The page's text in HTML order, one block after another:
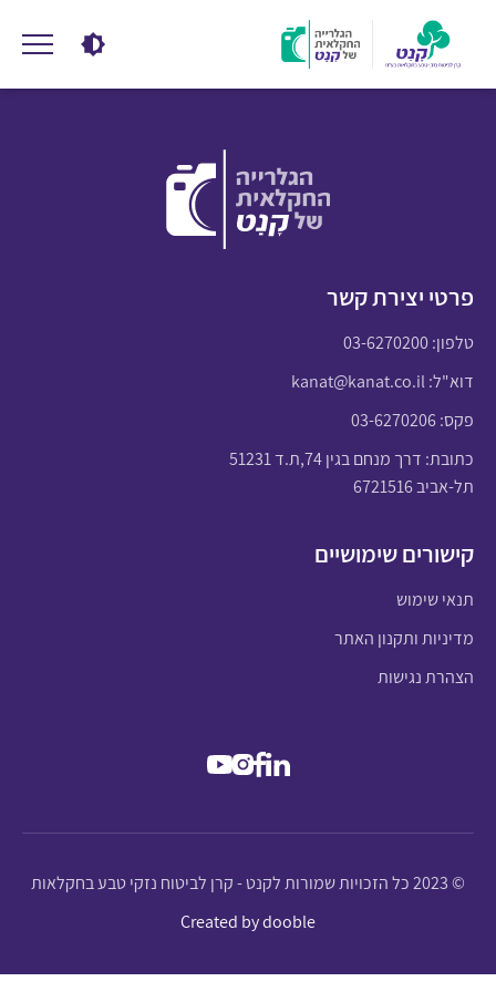
פרטי יצירת קשר
טלפון:03-6270200
דוא"ל:kanat@kanat.co.il
פקס: 03-6270206
כתובת: דרך מנחם בגין 74,ת.ד 51231
תל-אביב 6721516
קישורים שימושיים
תנאי שימוש
מדיניות ותקנון האתר
הצהרת נגישות
© 2023 כל הזכויות שמורות לקנט - קרן לביטוח נזקי טבע בחקלאות
Created by dooble